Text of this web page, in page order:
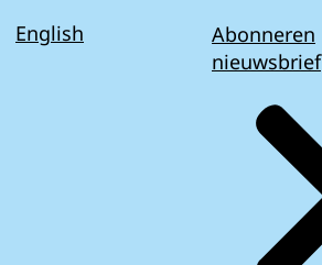
English
Abonneren
nieuwsbrief